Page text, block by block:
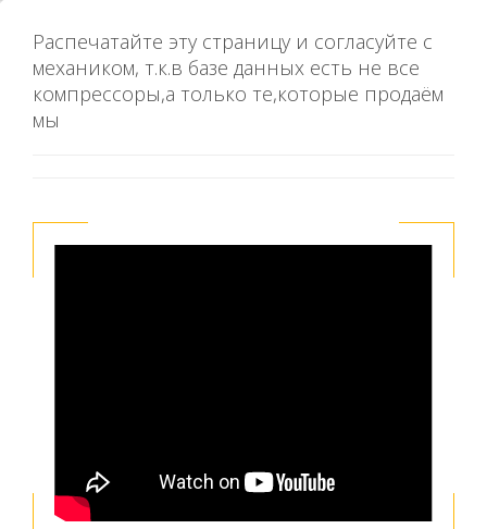
Распечатайте эту страницу и согласуйте с
механиком, т.к.в базе данных есть не все
компрессоры,а только те,которые продаём
мы